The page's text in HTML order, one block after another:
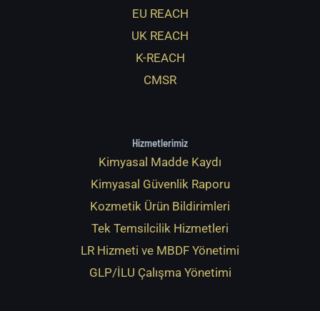
EU REACH
UK REACH
K-REACH
CMSR
Hizmetlerimiz
Kimyasal Madde Kaydı
Kimyasal Güvenlik Raporu
Kozmetik Ürün Bildirimleri
Tek Temsilcilik Hizmetleri
LR Hizmeti ve MBDF Yönetimi
GLP/İLU Çalışma Yönetimi